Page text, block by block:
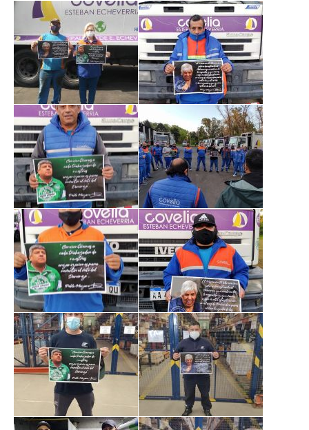
Beneficios
Farmacias
Autorizaciones PMI
Autorizaciones
Reintegros
Requisitos fertilidad
Credencial digital OSCHOCA
Coseguros y Exenciones
Ambulancias programadas
Política de Privacidad
Afiliación
Requisitos afiliación
Formularios de afliación
Afiliación de familiares
Familiares a cargo